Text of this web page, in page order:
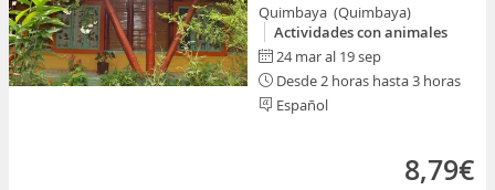
Quimbaya (Quimbaya)
Actividades con animales
24 mar al 19 sep
Desde 2 horas hasta 3 horas
Español
8,79€